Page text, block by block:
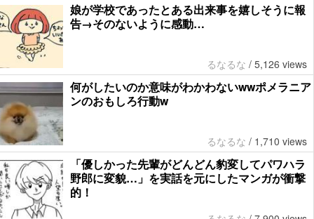
娘が学校であったとある出来事を嬉しそうに報
告→そのないように感動…
るなるな / 5,126 views
何がしたいのか意味がわかわないwwポメラニア
ンのおもしろ行動w
るなるな / 1,710 views
「優しかった先輩がどんどん豹変してパワハラ
野郎に変貌…」を実話を元にしたマンガが衝撃
的！